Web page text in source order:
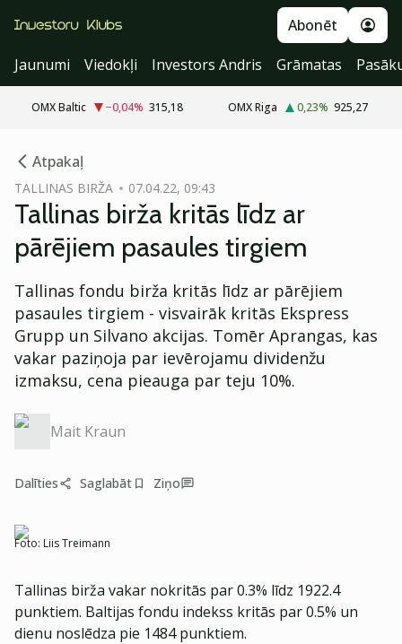
Abonēt
Jaunumi
Viedokļi Investors Andris Grāmatas
OMX Baltic −0,04% 315,18 OMX Riga 0,23% 925,27
Atpakaļ
TALLINAS BIRŽA 07.04.22, 09:43
Tallinas birža kritās līdz ar
pārējiem pasaules tirgiem
Tallinas fondu birža kritās līdz ar pārējiem
pasaules tirgiem - visvairāk kritās Ekspress
Grupp un Silvano akcijas. Tomēr Aprangas, kas
vakar paziņoja par ievērojamu dividenžu
izmaksu, cena pieauga par teju 10%.
Mait Kraun
Dalīties Saglabāt Ziņo
Foto: Liis Treimann
Tallinas birža vakar nokritās par 0.3% līdz 1922.4
punktiem. Baltijas fondu indekss kritās par 0.5% un
dienu noslēdza pie 1484 punktiem.